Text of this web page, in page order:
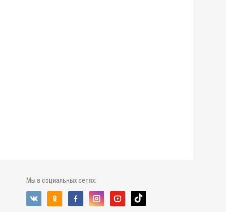
Мы в социальных сетях: